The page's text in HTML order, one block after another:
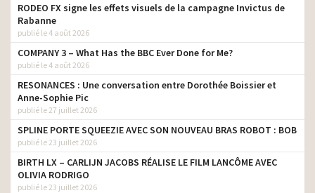
RODEO FX signe les effets visuels de la campagne Invictus de
Rabanne
publié le 4 août 2026
COMPANY 3 – What Has the BBC Ever Done for Me?
publié le 4 août 2026
RESONANCES : Une conversation entre Dorothée Boissier et
Anne-Sophie Pic
publié le 27 juillet 2026
SPLINE PORTE SQUEEZIE AVEC SON NOUVEAU BRAS ROBOT : BOB
publié le 23 juillet 2026
BIRTH LX – CARLIJN JACOBS RÉALISE LE FILM LANCÔME AVEC
OLIVIA RODRIGO
publié le 23 juillet 2026